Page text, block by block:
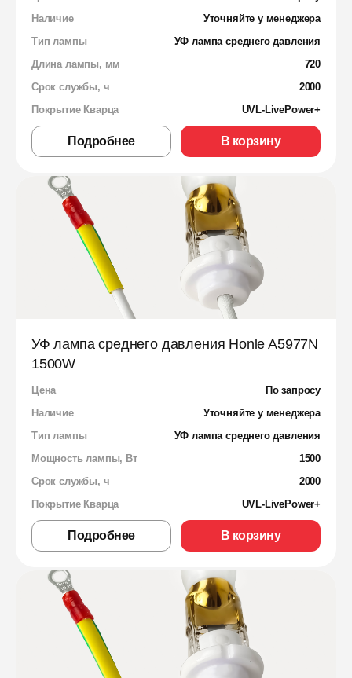
Наличие
Уточняйте у менеджера
Тип лампы
УФ лампа среднего давления
Длина лампы, мм
720
Срок службы, ч
2000
Покрытие Кварца
UVL-LivePower+
Подробнее В корзину
УФ лампа среднего давления Honle A5977N
1500W
Цена
По запросу
Наличие
Уточняйте у менеджера
Тип лампы
УФ лампа среднего давления
Мощность лампы, Вт
1500
Срок службы, ч
2000
Покрытие Кварца
UVL-LivePower+
Подробнее В корзину